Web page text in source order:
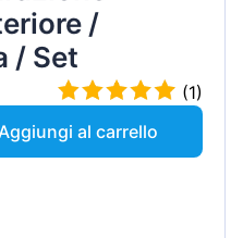
/
/ Set
(1)
Aggiungi al carrello